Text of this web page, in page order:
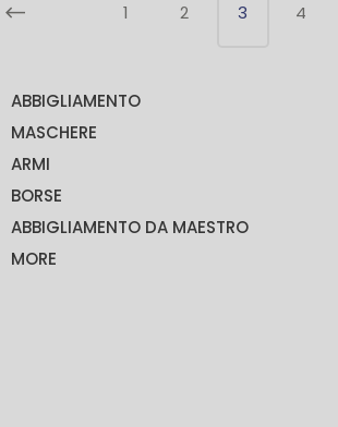
ABBIGLIAMENTO
MASCHERE
ARMI
BORSE
ABBIGLIAMENTO DA MAESTRO
MORE
1 2 3 4